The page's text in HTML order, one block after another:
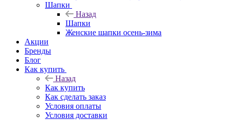
Шапки
Назад
Шапки
Женские шапки осень-зима
Акции
Бренды
Блог
Как купить
Назад
Как купить
Как сделать заказ
Условия оплаты
Условия доставки